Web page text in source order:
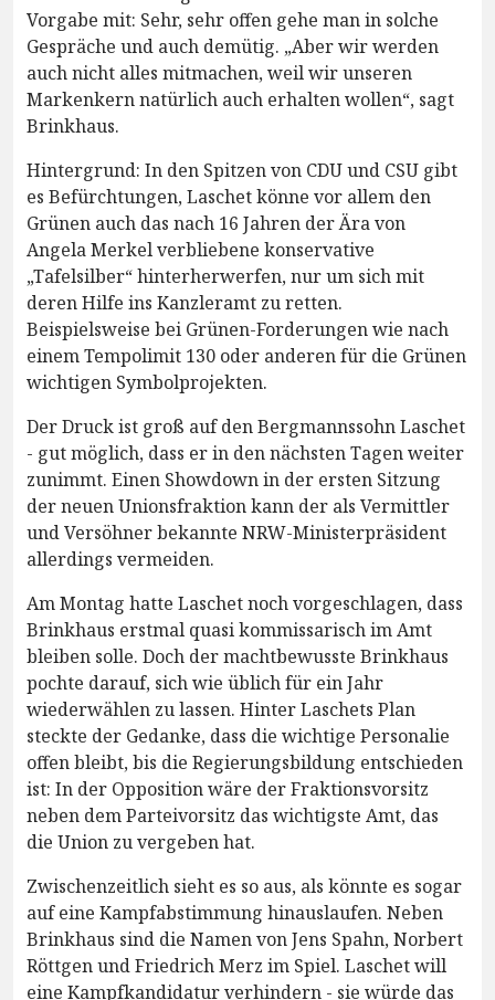
Vorgabe mit: Sehr, sehr offen gehe man in solche
Gespräche und auch demütig. „Aber wir werden
auch nicht alles mitmachen, weil wir unseren
Markenkern natürlich auch erhalten wollen“, sagt
Brinkhaus.
Hintergrund: In den Spitzen von CDU und CSU gibt
es Befürchtungen, Laschet könne vor allem den
Grünen auch das nach 16 Jahren der Ära von
Angela Merkel verbliebene konservative
„Tafelsilber“ hinterherwerfen, nur um sich mit
deren Hilfe ins Kanzleramt zu retten.
Beispielsweise bei Grünen-Forderungen wie nach
einem Tempolimit 130 oder anderen für die Grünen
wichtigen Symbolprojekten.
Der Druck ist groß auf den Bergmannssohn Laschet
- gut möglich, dass er in den nächsten Tagen weiter
zunimmt. Einen Showdown in der ersten Sitzung
der neuen Unionsfraktion kann der als Vermittler
und Versöhner bekannte NRW-Ministerpräsident
allerdings vermeiden.
Am Montag hatte Laschet noch vorgeschlagen, dass
Brinkhaus erstmal quasi kommissarisch im Amt
bleiben solle. Doch der machtbewusste Brinkhaus
pochte darauf, sich wie üblich für ein Jahr
wiederwählen zu lassen. Hinter Laschets Plan
steckte der Gedanke, dass die wichtige Personalie
offen bleibt, bis die Regierungsbildung entschieden
ist: In der Opposition wäre der Fraktionsvorsitz
neben dem Parteivorsitz das wichtigste Amt, das
die Union zu vergeben hat.
Zwischenzeitlich sieht es so aus, als könnte es sogar
auf eine Kampfabstimmung hinauslaufen. Neben
Brinkhaus sind die Namen von Jens Spahn, Norbert
Röttgen und Friedrich Merz im Spiel. Laschet will
eine Kampfkandidatur verhindern - sie würde das